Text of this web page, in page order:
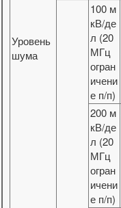
Уровень
шума
100 м
кВ/де
л (20
МГц
огран
ичени
е п/п)
200 м
кВ/де
л (20
МГц
огран
ичени
е п/п)